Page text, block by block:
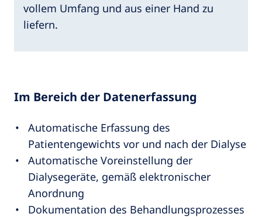
vollem Umfang und aus einer Hand zu
liefern.
Im Bereich der Datenerfassung
Automatische Erfassung des
Patientengewichts vor und nach der Dialyse
Automatische Voreinstellung der
Dialysegeräte, gemäß elektronischer
Anordnung
Dokumentation des Behandlungsprozesses